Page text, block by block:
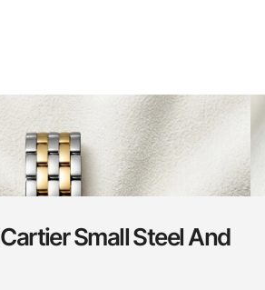
Small Steel And